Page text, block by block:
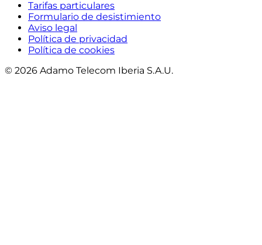
Tarifas particulares
Formulario de desistimiento
Aviso legal
Política de privacidad
Política de cookies
© 2026 Adamo Telecom Iberia S.A.U.